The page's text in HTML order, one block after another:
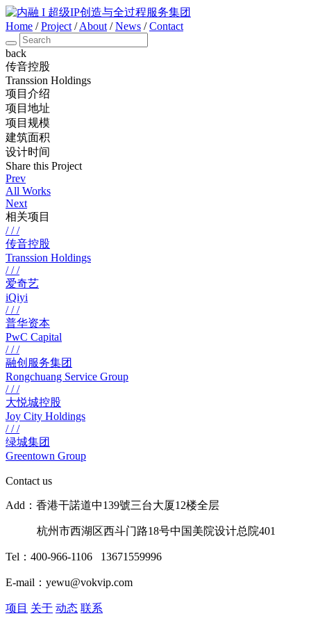
Home /Project /About /News /Contact
back
传音控股
Transsion Holdings
项目介绍
项目地址
项目规模
建筑面积
设计时间
Share this Project
Prev
All Works
Next
相关项目
/ / /
传音控股
Transsion Holdings
/ / /
爱奇艺
iQiyi
/ / /
普华资本
PwC Capital
/ / /
融创服务集团
Rongchuang Service Group
/ / /
大悦城控股
Joy City Holdings
/ / /
绿城集团
Greentown Group
Contact us
Add：香港干諾道中139號三台大厦12楼全层
杭州市西湖区西斗门路18号中国美院设计总院401
Tel：400-966-1106 13671559996
E-mail：yewu@vokvip.com
项目 关于 动态 联系